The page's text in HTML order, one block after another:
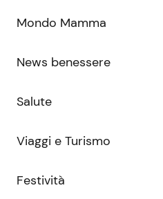
Mondo Mamma
News benessere
Salute
Viaggi e Turismo
Festività